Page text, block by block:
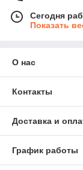
Сегодня
Показать
О нас
Контакты
Доставка и
График работы